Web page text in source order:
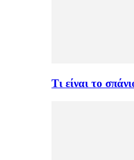
Τι είναι το